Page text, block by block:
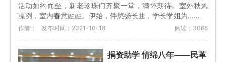
活动如约而至，新老珍珠们齐聚一堂，满怀期待。室外秋风
凛冽，室内春意融融。伊始，伴悠扬长曲，学长学姐为...…
作者： 发布时间：2021-10-18 阅读：3065
捐资助学 情绵八年——民革